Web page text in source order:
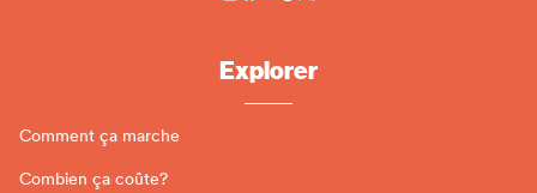
Explorer
Comment ça marche
Combien ça coûte?